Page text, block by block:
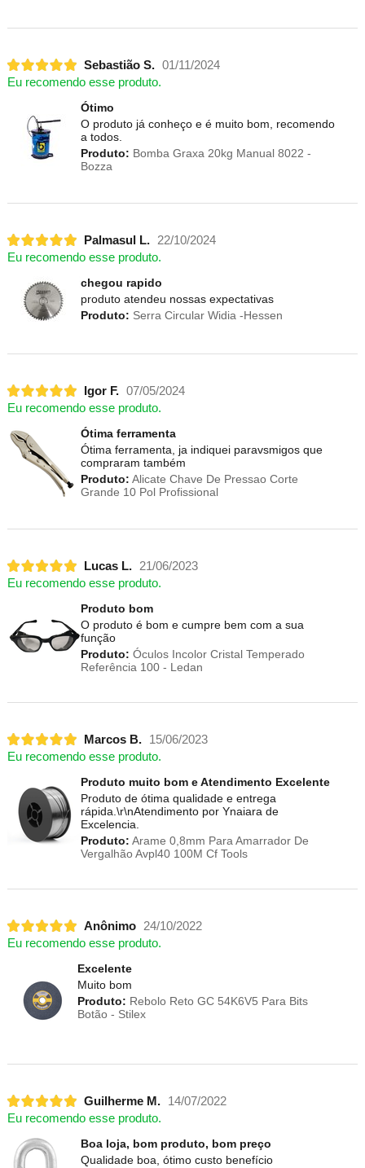
Sebastião S. 01/11/2024
Eu recomendo esse produto.
Ótimo
O produto já conheço e é muito bom, recomendo
a todos.
Produto: Bomba Graxa 20kg Manual 8022 -
Bozza
Palmasul L.
22/10/2024
Eu recomendo esse produto.
chegou rapido
produto atendeu nossas expectativas
Produto: Serra Circular Widia -Hessen
Igor F. 07/05/2024
Eu recomendo esse produto.
Ótima ferramenta
Ótima ferramenta, ja indiquei paravsmigos que
compraram também
Produto: Alicate Chave De Pressao Corte
Grande 10 Pol Profissional
Lucas L.
21/06/2023
Eu recomendo esse produto.
Produto bom
O produto é bom e cumpre bem com a sua
função
Produto: Óculos Incolor Cristal Temperado
Referência 100 - Ledan
Marcos B.
15/06/2023
Eu recomendo esse produto.
Produto muito bom e Atendimento Excelente
Produto de ótima qualidade e entrega
rápida.\r\nAtendimento por Ynaiara de
Excelencia.
Produto: Arame 0,8mm Para Amarrador De
Vergalhão Avpl40 100M Cf Tools
Anônimo
24/10/2022
Eu recomendo esse produto.
Excelente
Muito bom
Produto: Rebolo Reto GC 54K6V5 Para Bits
Botão - Stilex
Guilherme M.
14/07/2022
Eu recomendo esse produto.
Boa loja, bom produto, bom preço
Qualidade boa, ótimo custo benefício